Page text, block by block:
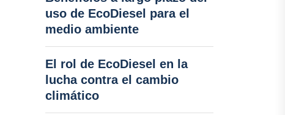
uso de EcoDiesel para el
medio ambiente
El rol de EcoDiesel en la
lucha contra el cambio
climático